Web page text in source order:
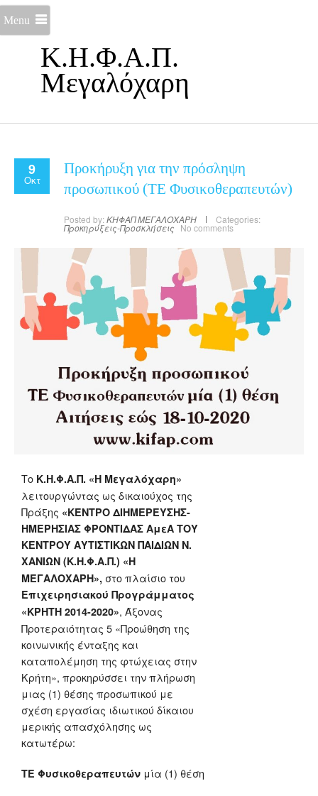
Κ.Η.Φ.Α.Π.
Μεγαλόχαρη
Menu
9
Οκτ
Προκήρυξη για την πρόσληψη
προσωπικού (ΤΕ Φυσικοθεραπευτών)
Posted by: ΚΗΦΑΠ ΜΕΓΑΛΟΧΑΡΗ Categories:
Προκηρύξεις-Προσκλήσεις No comments
Το Κ.Η.Φ.Α.Π. «Η Μεγαλόχαρη»
λειτουργώντας ως δικαιούχος της
Πράξης «ΚΕΝΤΡΟ ΔΙΗΜΕΡΕΥΣΗΣ-
ΗΜΕΡΗΣΙΑΣ ΦΡΟΝΤΙΔΑΣ ΑμεΑ ΤΟΥ
ΚΕΝΤΡΟΥ ΑΥΤΙΣΤΙΚΩΝ ΠΑΙΔΙΩΝ Ν.
ΧΑΝΙΩΝ (Κ.Η.Φ.Α.Π.) «Η
ΜΕΓΑΛΟΧΑΡΗ», στο πλαίσιο του
Επιχειρησιακού Προγράμματος
«ΚΡΗΤΗ 2014-2020», Άξονας
Προτεραιότητας 5 «Προώθηση της
κοινωνικής ένταξης και
καταπολέμηση της φτώχειας στην
Κρήτη», προκηρύσσει την πλήρωση
μιας (1) θέσης προσωπικού με
σχέση εργασίας ιδιωτικού δίκαιου
μερικής απασχόλησης ως
κατωτέρω:
ΤΕ Φυσικοθεραπευτών μία (1) θέση